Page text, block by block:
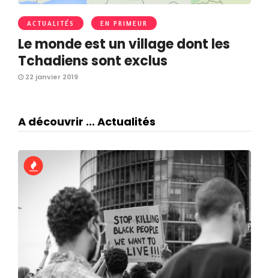
ACTUALITÉS EN PRIMEUR
Le monde est un village dont les
Tchadiens sont exclus
22 janvier 2019
A découvrir ... Actualités